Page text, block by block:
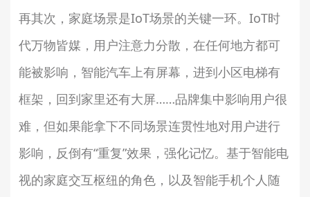
再其次，家庭场景是IoT场景的关键一环。IoT时
代万物皆媒，用户注意力分散，在任何地方都可
能被影响，智能汽车上有屏幕，进到小区电梯有
框架，回到家里还有大屏……品牌集中影响用户很
难，但如果能拿下不同场景连贯性地对用户进行
影响，反倒有“重复”效果，强化记忆。基于智能电
视的家庭交互枢纽的角色，以及智能手机个人随